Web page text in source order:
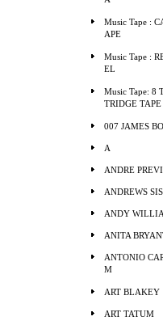
Music Tape :
APE
Music Tape :
EL
Music Tape: 8
TRIDGE TAPE
007 JAMES
A
ANDRE
ANDREWS
ANDY
ANITA
ANTONIO
M
ART BLAKEY
ART TATUM